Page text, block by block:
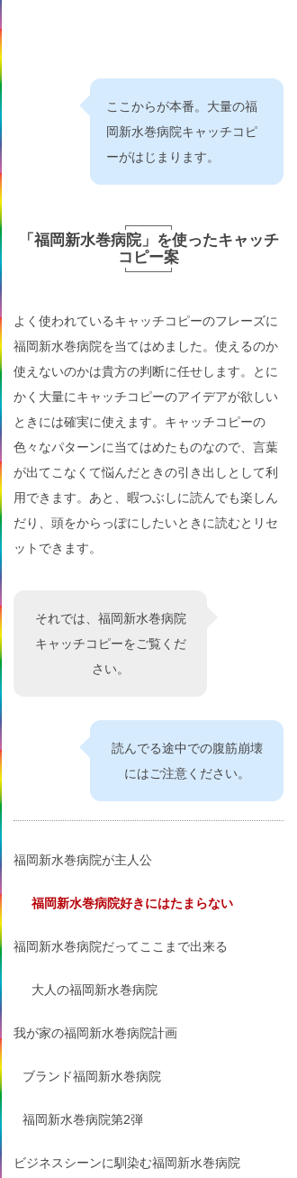
ここからが本番。大量の福
岡新水巻病院キャッチコピ
ーがはじまります。
「福岡新水巻病院」を使ったキャッチ
コピー案
よく使われているキャッチコピーのフレーズに
福岡新水巻病院を当てはめました。使えるのか
使えないのかは貴方の判断に任せします。とに
かく大量にキャッチコピーのアイデアが欲しい
ときには確実に使えます。キャッチコピーの
色々なパターンに当てはめたものなので、言葉
が出てこなくて悩んだときの引き出しとして利
用できます。あと、暇つぶしに読んでも楽しん
だり、頭をからっぽにしたいときに読むとリセ
ットできます。
それでは、福岡新水巻病院
キャッチコピーをご覧くだ
さい。
読んでる途中での腹筋崩壊
にはご注意ください。
福岡新水巻病院が主人公
福岡新水巻病院好きにはたまらない
福岡新水巻病院だってここまで出来る
大人の福岡新水巻病院
我が家の福岡新水巻病院計画
ブランド福岡新水巻病院
福岡新水巻病院第2弾
ビジネスシーンに馴染む福岡新水巻病院